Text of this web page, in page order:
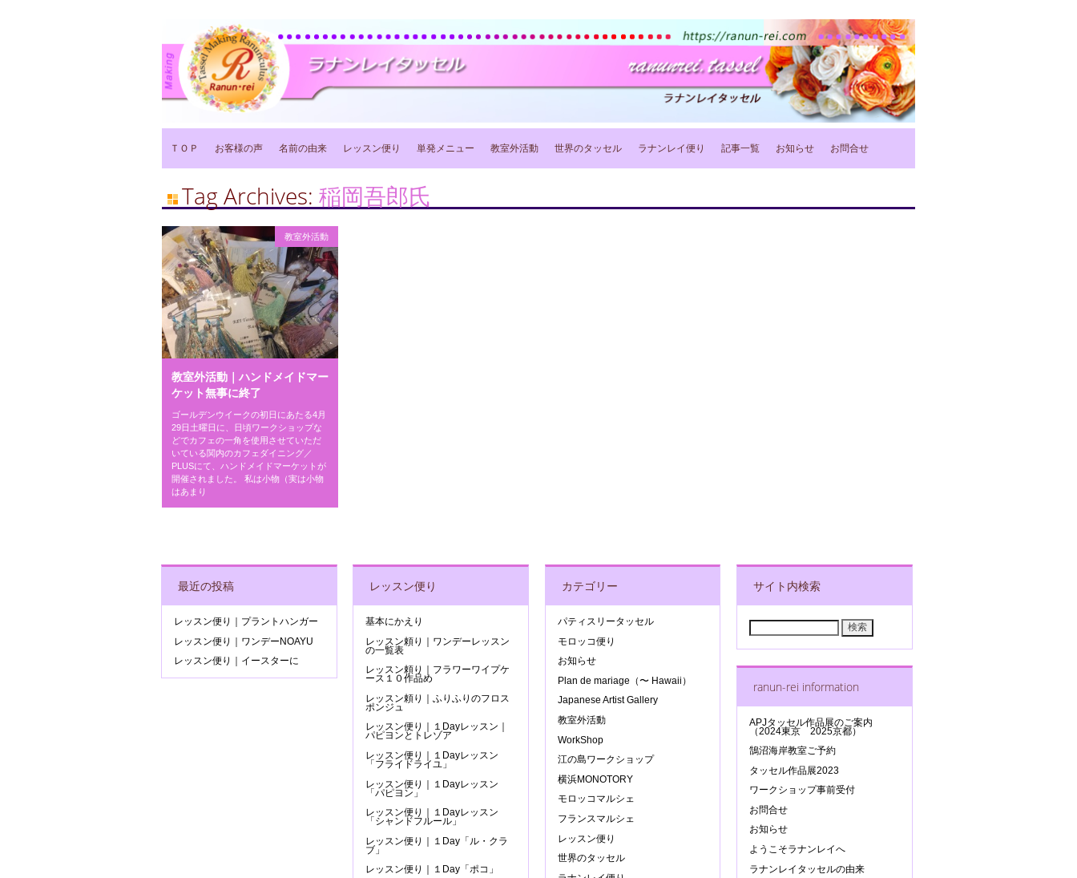
Main menu
ＴＯＰ お客様の声 名前の由来 レッスン便り 単発メニュー 教室外活動 世界のタッセル ラナンレイ便り 記事一覧 お知らせ お問合せ
Tag Archives:稲岡吾郎氏
教室外活動
教室外活動｜ハンドメイドマー
ケット無事に終了
ゴールデンウイークの初日にあたる4月
29日土曜日に、日頃ワークショップな
どでカフェの一角を使用させていただ
いている関内のカフェダイニング／
PLUSにて、ハンドメイドマーケットが
開催されました。 私は小物（実は小物
はあまり
最近の投稿
レッスン便り｜プラントハンガー
レッスン便り｜ワンデーNOAYU
レッスン便り｜イースターに
レッスン便り
基本にかえり
レッスン頼り｜ワンデーレッスン
の一覧表
レッスン頼り｜フラワーワイプケ
ース１０作品め
レッスン頼り｜ふりふりのフロス
ポンジュ
レッスン便り｜１Dayレッスン｜
パピヨンとトレゾア
レッスン便り｜１Dayレッスン
「フライドライユ」
レッスン便り｜１Dayレッスン
「パピヨン」
レッスン便り｜１Dayレッスン
「シャンドフルール」
レッスン便り｜１Day「ル・クラ
ブ」
レッスン便り｜１Day「ポコ」
カテゴリー
パティスリータッセル
モロッコ便り
お知らせ
Plan de mariage（〜 Hawaii）
Japanese Artist Gallery
教室外活動
WorkShop
江の島ワークショップ
横浜MONOTORY
モロッコマルシェ
フランスマルシェ
レッスン便り
世界のタッセル
サイト内検索
ranun-rei information
APJタッセル作品展のご案内
（2024東京 2025京都）
鵠沼海岸教室ご予約
タッセル作品展2023
ワークショップ事前受付
お問合せ
お知らせ
ようこそラナンレイへ
ラナンレイタッセルの由来